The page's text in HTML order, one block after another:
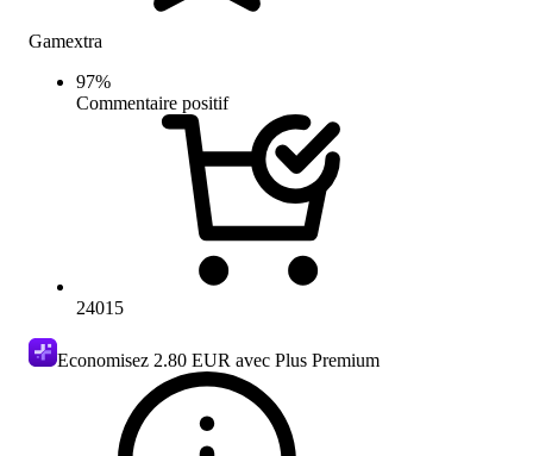
Gamextra
97%
Commentaire positif
24015
Economisez 2.80 EUR avec Plus Premium